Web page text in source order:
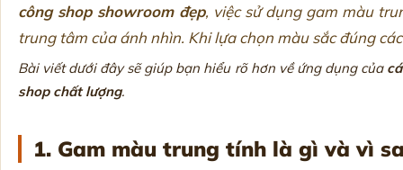
công shop showroom đẹp, việc sử dụng gam màu
trung tâm của ánh nhìn. Khi lựa chọn màu sắc đúng
Bài viết dưới đây sẽ giúp bạn hiểu rõ hơn về ứng dụng của
shop chất lượng.
1. Gam màu trung tính là gì và vì